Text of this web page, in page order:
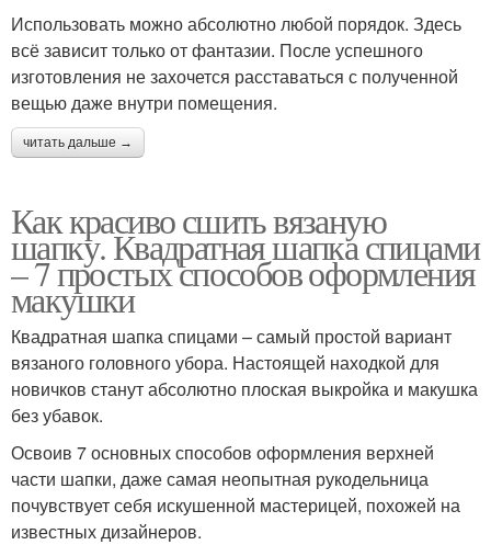
Использовать можно абсолютно любой порядок. Здесь
всё зависит только от фантазии. После успешного
изготовления не захочется расставаться с полученной
вещью даже внутри помещения.
читать дальше →
Как красиво сшить вязаную
шапку. Квадратная шапка спицами
– 7 простых способов оформления
макушки
Квадратная шапка спицами – самый простой вариант
вязаного головного убора. Настоящей находкой для
новичков станут абсолютно плоская выкройка и макушка
без убавок.
Освоив 7 основных способов оформления верхней
части шапки, даже самая неопытная рукодельница
почувствует себя искушенной мастерицей, похожей на
известных дизайнеров.